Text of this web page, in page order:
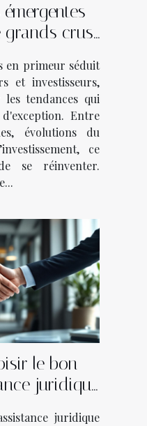
grands crus
en primeur séduit
et investisseurs,
tendances qui
Entre
évolutions du
ce
se réinventer.
le bon
juridique
juridique